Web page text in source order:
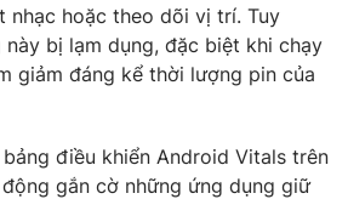
Podcast
nhạc hoặc theo dõi vị trí. Tuy
này bị lạm dụng, đặc biệt khi chạy
giảm đáng kể thời lượng pin của
điều khiển Android Vitals trên
gắn cờ những ứng dụng giữ